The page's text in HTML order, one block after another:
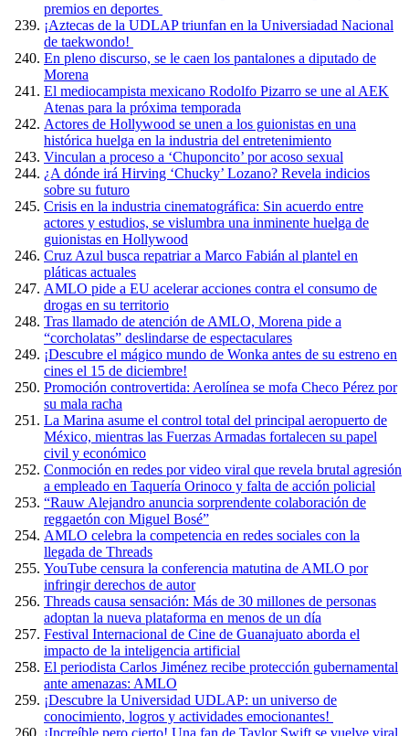
premios en deportes
¡Aztecas de la UDLAP triunfan en la Universiadad Nacional
de taekwondo!
En pleno discurso, se le caen los pantalones a diputado de
Morena
El mediocampista mexicano Rodolfo Pizarro se une al AEK
Atenas para la próxima temporada
Actores de Hollywood se unen a los guionistas en una
histórica huelga en la industria del entretenimiento
Vinculan a proceso a ‘Chuponcito’ por acoso sexual
¿A dónde irá Hirving ‘Chucky’ Lozano? Revela indicios
sobre su futuro
Crisis en la industria cinematográfica: Sin acuerdo entre
actores y estudios, se vislumbra una inminente huelga de
guionistas en Hollywood
Cruz Azul busca repatriar a Marco Fabián al plantel en
pláticas actuales
AMLO pide a EU acelerar acciones contra el consumo de
drogas en su territorio
Tras llamado de atención de AMLO, Morena pide a
“corcholatas” deslindarse de espectaculares
¡Descubre el mágico mundo de Wonka antes de su estreno en
cines el 15 de diciembre!
Promoción controvertida: Aerolínea se mofa Checo Pérez por
su mala racha
La Marina asume el control total del principal aeropuerto de
México, mientras las Fuerzas Armadas fortalecen su papel
civil y económico
Conmoción en redes por video viral que revela brutal agresión
a empleado en Taquería Orinoco y falta de acción policial
“Rauw Alejandro anuncia sorprendente colaboración de
reggaetón con Miguel Bosé”
AMLO celebra la competencia en redes sociales con la
llegada de Threads
YouTube censura la conferencia matutina de AMLO por
infringir derechos de autor
Threads causa sensación: Más de 30 millones de personas
adoptan la nueva plataforma en menos de un día
Festival Internacional de Cine de Guanajuato aborda el
impacto de la inteligencia artificial
El periodista Carlos Jiménez recibe protección gubernamental
ante amenazas: AMLO
¡Descubre la Universidad UDLAP: un universo de
conocimiento, logros y actividades emocionantes!
¡Increíble pero cierto! Una fan de Taylor Swift se vuelve viral